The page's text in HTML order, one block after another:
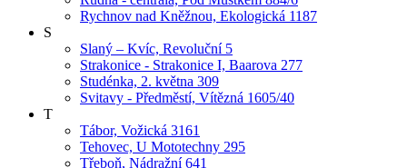
Rychnov nad Kněžnou, Ekologická 1187
S
Slaný – Kvíc, Revoluční 5
Strakonice - Strakonice I, Baarova 277
Studénka, 2. května 309
Svitavy - Předměstí, Vítězná 1605/40
T
Tábor, Vožická 3161
Tehovec, U Mototechny 295
Třeboň, Nádražní 641